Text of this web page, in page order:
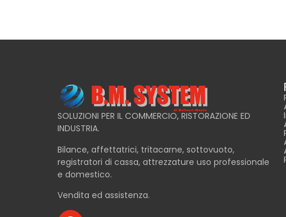
SOLUZIONI PER IL COMMERCIO, RISTORAZIONE ED
INDUSTRIA.
Bilance, affettatrici, tritacarne, sottovuoto,
registratori di cassa, attrezzature uso professionale
e domestico.
Vendita ed assistenza.